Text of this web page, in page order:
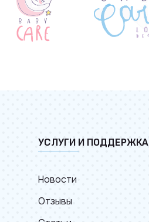
УСЛУГИ И ПОДДЕРЖКА
Новости
Отзывы